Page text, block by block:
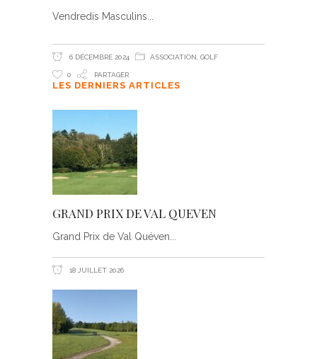
Vendredis Masculins
6 DÉCEMBRE 2024 ASSOCIATION GOLF
0 PARTAGER
LES DERNIERS ARTICLES
GRAND PRIX DE VAL QUEVEN
Grand Prix de Val Quéven
18 JUILLET 2026